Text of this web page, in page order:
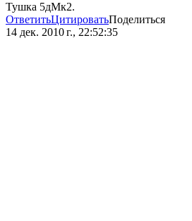
Тушка 5дМк2.
ОтветитьЦитироватьПоделиться
14 дек. 2010 г., 22:52:35